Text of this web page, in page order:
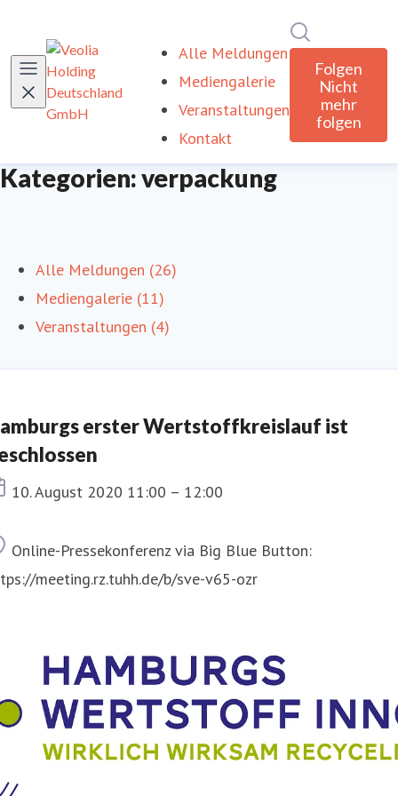
Alle Meldungen
Mediengalerie
Veranstaltungen
Kontakt
Folgen
Nicht
mehr
folgen
Kategorien: verpackung
Alle Meldungen (26)
Mediengalerie (11)
Veranstaltungen (4)
erster Wertstoffkreislauf ist
Termin
10. August 2020 11:00 – 12:00
Ort
Online-Pressekonferenz via Big Blue Button:
meeting.rz.tuhh.de/b/sve-v65-ozr